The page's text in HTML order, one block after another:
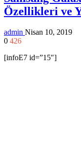
Özellikleri ve
admin Nisan 10, 2019
0 426
[infoE7 id=”15″]